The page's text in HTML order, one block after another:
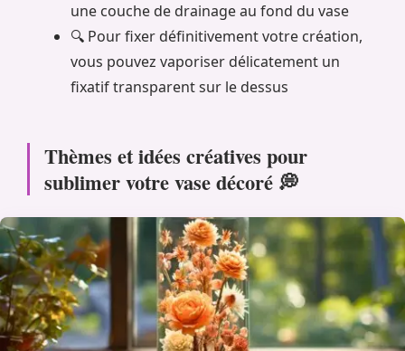
une couche de drainage au fond du vase
🔍 Pour fixer définitivement votre création,
vous pouvez vaporiser délicatement un
fixatif transparent sur le dessus
Thèmes et idées créatives pour
sublimer votre vase décoré 💭